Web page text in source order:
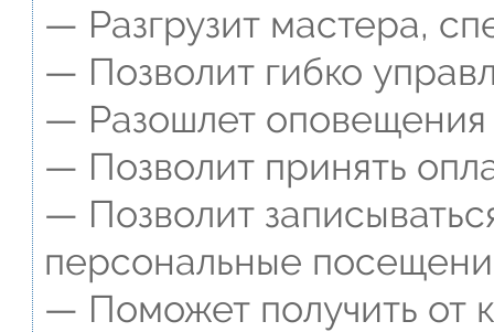
— Разгрузит мастера,
— Позволит гибко
— Разошлет оповещения
— Позволит принять
— Позволит
персональные
— Поможет получить от